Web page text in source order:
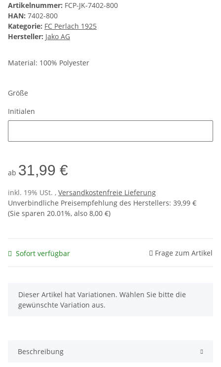
Artikelnummer: FCP-JK-7402-800
HAN: 7402-800
Kategorie: FC Perlach 1925
Hersteller: Jako AG
Material: 100% Polyester
Größe
Initialen
ab 31,99 €
inkl. 19% USt. , Versandkostenfreie Lieferung
Unverbindliche Preisempfehlung des Herstellers: 39,99 €
(Sie sparen 20.01%, also 8,00 €)
Sofort verfügbar Frage zum Artikel
x
Dieser Artikel hat Variationen. Wählen Sie bitte die
gewünschte Variation aus.
Beschreibung